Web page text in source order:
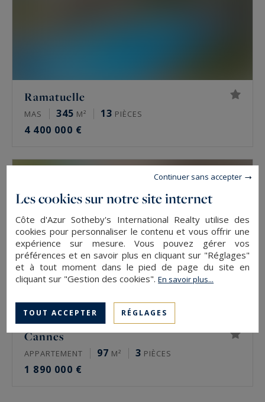
Ramatuelle
MAS 345 M² 13 PIÈCES
4 400 000 €
Cannes
APPARTEMENT 97 M² 3 PIÈCES
1 890 000 €
Les cookies sur notre site internet
Côte d'Azur Sotheby's International Realty utilise des
cookies pour personnaliser le contenu et vous offrir une
expérience sur mesure. Vous pouvez gérer vos
préférences et en savoir plus en cliquant sur "Réglages"
et à tout moment dans le pied de page du site en
cliquant sur "Gestion des cookies".En savoir plus...
TOUT ACCEPTER RÉGLAGES
Continuer sans accepter